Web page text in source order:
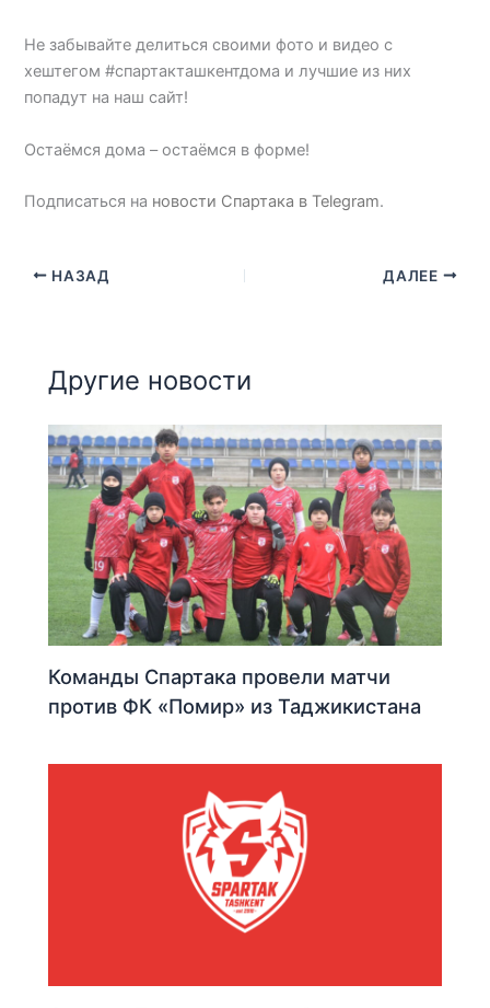
Не забывайте делиться своими фото и видео с
хештегом #спартакташкентдома и лучшие из них
попадут на наш сайт!
Остаёмся дома – остаёмся в форме!
Подписаться на новости Спартака в Telegram.
НАЗАД ДАЛЕЕ
Другие новости
Команды Спартака провели матчи
против ФК «Помир» из Таджикистана